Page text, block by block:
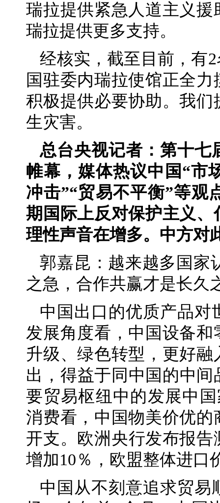
瑞拉提供紧急人道主义
瑞拉提供更多支持。
经核实，截至目前，有
国驻委内瑞拉使馆正全
积极提供必要协助。我
生灾害。
总台央视记者：第十七
帷幕，媒体热议中国“市
冲击”“贸易不平衡”等观
期国际上反对保护主义
理性声音在增多。中方对
郭嘉昆：越来越多国家
之急，合作共赢才是长久
中国出口的优质产品对
发展角度看，中国设备
升级、绿色转型，更好
出，得益于同中国的中间
要贸易枢纽中的发展中
消费看，中国物美价优
开支。欧洲央行发布报告
增加10％，欧盟整体进口
中国从不刻意追求贸易